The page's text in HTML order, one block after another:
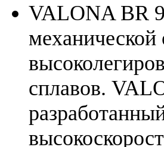
VALONA BR
механической
сплавов.